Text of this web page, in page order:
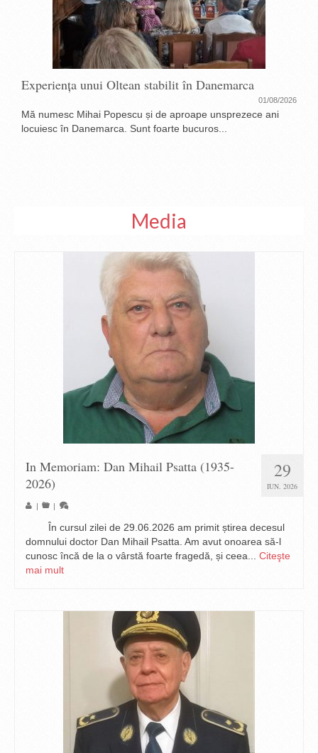
Experiența unui Oltean stabilit în Danemarca
01/08/2026
Mă numesc Mihai Popescu și de aproape unsprezece ani
locuiesc în Danemarca. Sunt foarte bucuros...
Media
29
IUN. 2026
In Memoriam: Dan Mihail Psatta (1935-
2026)
| |
În cursul zilei de 29.06.2026 am primit știrea decesul
domnului doctor Dan Mihail Psatta. Am avut onoarea să-l
cunosc încă de la o vârstă foarte fragedă, și ceea... Citeşte
mai mult